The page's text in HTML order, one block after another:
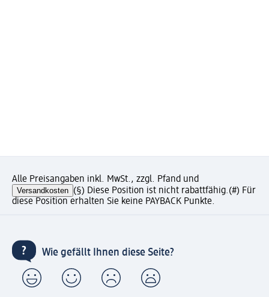
Alle Preisangaben inkl. MwSt., zzgl. Pfand und
Versandkosten (§) Diese Position ist nicht rabattfähig.(#) Für
diese Position erhalten Sie keine PAYBACK Punkte.
Wie gefällt Ihnen diese Seite?